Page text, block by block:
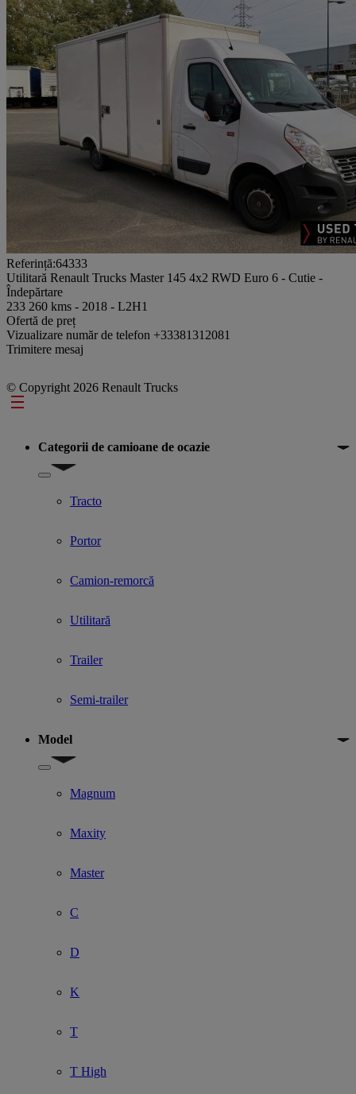
Referință:64333
Utilitară Renault Trucks Master 145 4x2 RWD Euro 6 - Cutie -
Îndepărtare
233 260 kms - 2018 - L2H1
Ofertă de preț
Vizualizare număr de telefon +33381312081
Trimitere mesaj
© Copyright 2026 Renault Trucks
Footer
Categorii de camioane de ocazie
Show submenu for Categorii de camioane de ocazie
Tracto
Portor
Camion-remorcă
Utilitară
Trailer
Semi-trailer
Model
Show submenu for Model
Magnum
Maxity
Master
C
D
K
T
T High